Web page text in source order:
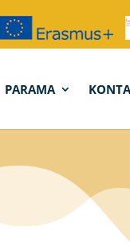
PARAMA